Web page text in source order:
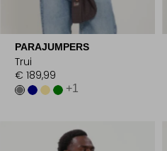
PARAJUMPERS
Trui
€ 189,99
+1